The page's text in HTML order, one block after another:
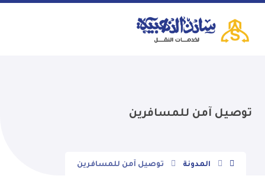
توصيل آمن للمسافرين
المدونة توصيل آمن للمسافرين